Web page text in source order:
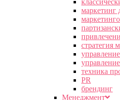
маркетинг
стратегия
техника
PR
брендинг
Менеджмент